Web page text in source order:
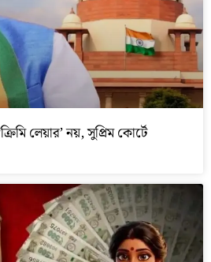
লেয়ার’ নয়, সুপ্রিম কোর্টে